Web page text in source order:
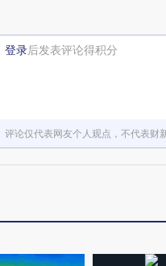
登录后发表评论得积分
评论仅代表网友个人观点，不代表财